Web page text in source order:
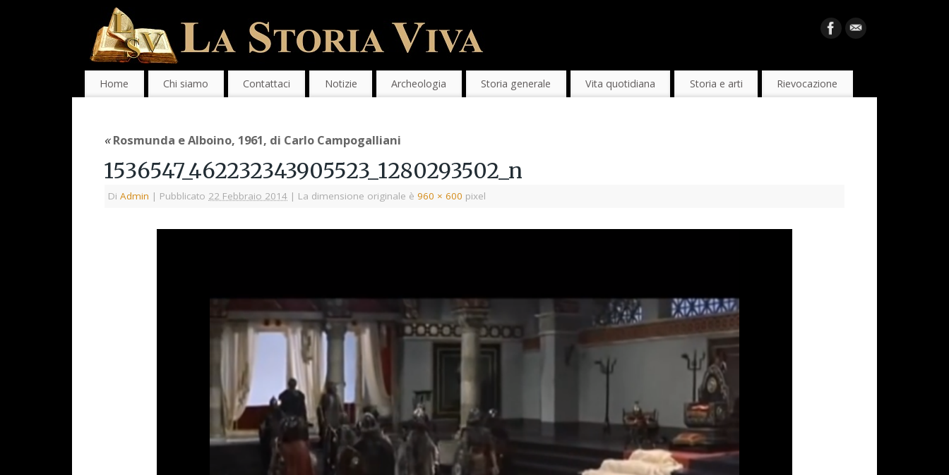
Home Chi siamo Contattaci Notizie Archeologia Storia generale Vita quotidiana Storia e arti Rievocazione
«Rosmunda e Alboino, 1961, di Carlo Campogalliani
1536547_462232343905523_1280293502_n
Di Admin | Pubblicato 22 Febbraio 2014 | La dimensione originale è 960 × 600 pixel